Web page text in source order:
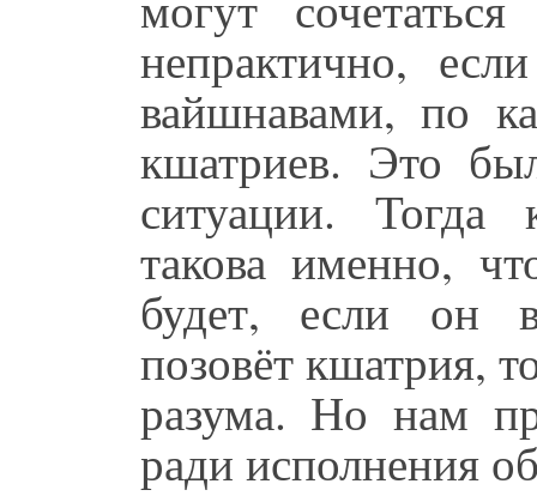
непрактично,
вайшнавами, по
кшатриев. Это
ситуации. Тогда
такова именно,
будет, если он
позовёт кшатрия,
разума. Но нам
ради исполнения